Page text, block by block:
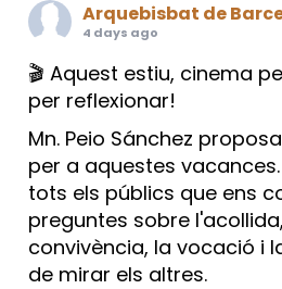
Arquebisbat de
4 days ago
🎬 Aquest estiu, cinema
per reflexionar!
Mn. Peio Sánchez
per a aquestes
tots els públics que ens
preguntes sobre
convivència, la vocació i
de mirar els altres.